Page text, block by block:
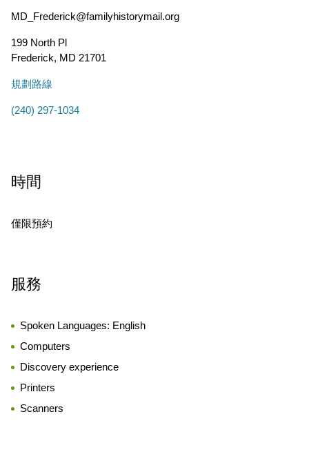
MD_Frederick@familyhistorymail.org
199 North Pl
Frederick, MD 21701
規劃路線
(240) 297-1034
時間
僅限預約
服務
Spoken Languages: English
Computers
Discovery experience
Printers
Scanners